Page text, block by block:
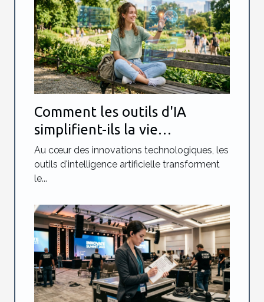
Comment les outils d'IA
simplifient-ils la vie
quotidienne ?
Au cœur des innovations technologiques, les
outils d'intelligence artificielle transforment
le...